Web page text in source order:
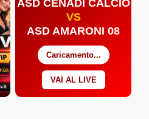
ASD CENADI CALCIO
VS
ASD AMARONI 08
Caricamento...
VAI AL LIVE